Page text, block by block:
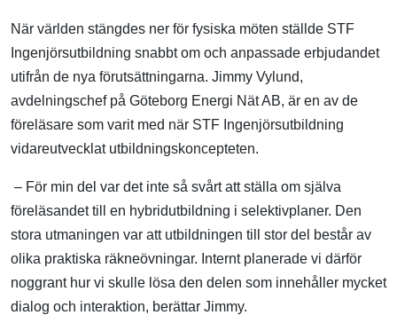
När världen stängdes ner för fysiska möten ställde STF
Ingenjörsutbildning snabbt om och anpassade erbjudandet
utifrån de nya förutsättningarna. Jimmy Vylund,
avdelningschef på Göteborg Energi Nät AB, är en av de
föreläsare som varit med när STF Ingenjörsutbildning
vidareutvecklat utbildningskoncepteten.
– För min del var det inte så svårt att ställa om själva
föreläsandet till en hybridutbildning i selektivplaner. Den
stora utmaningen var att utbildningen till stor del består av
olika praktiska räkneövningar. Internt planerade vi därför
noggrant hur vi skulle lösa den delen som innehåller mycket
dialog och interaktion, berättar Jimmy.